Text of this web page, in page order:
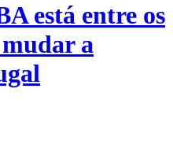
está entre os
a